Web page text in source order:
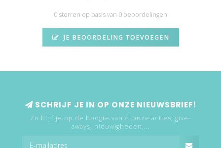
0 sterren op basis van 0 beoordelingen
JE BEOORDELING TOEVOEGEN
SCHRIJF JE IN OP ONZE NIEUWSBRIEF!
Zo blijf je op de hoogte van al onze acties, give-
aways, nieuwigheden,...